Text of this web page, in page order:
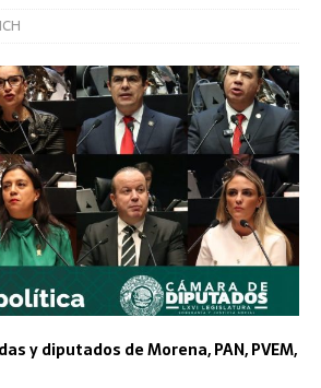
y diputados de Morena, PAN, PVEM,